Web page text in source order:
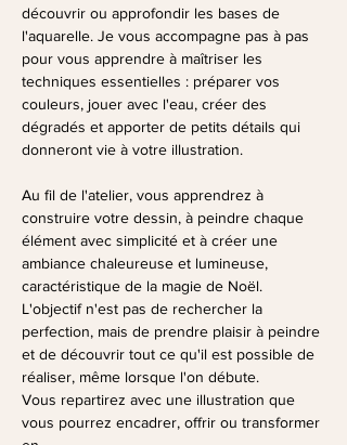
découvrir ou approfondir les bases de
l'aquarelle. Je vous accompagne pas à pas
pour vous apprendre à maîtriser les
techniques essentielles : préparer vos
couleurs, jouer avec l'eau, créer des
dégradés et apporter de petits détails qui
donneront vie à votre illustration.
Au fil de l'atelier, vous apprendrez à
construire votre dessin, à peindre chaque
élément avec simplicité et à créer une
ambiance chaleureuse et lumineuse,
caractéristique de la magie de Noël.
L'objectif n'est pas de rechercher la
perfection, mais de prendre plaisir à peindre
et de découvrir tout ce qu'il est possible de
réaliser, même lorsque l'on débute.
Vous repartirez avec une illustration que
vous pourrez encadrer, offrir ou transformer